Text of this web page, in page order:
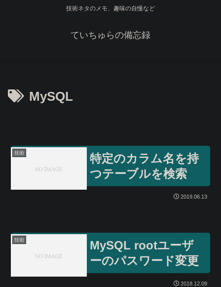
技術ネタのメモ、趣味の自慢など
ていちゅらの備忘録
MySQL
技術
特定のカラム名を持
つテーブルを検索
2019.06.13
技術
MySQL rootユーザ
ーのパスワード変更
2018.12.09